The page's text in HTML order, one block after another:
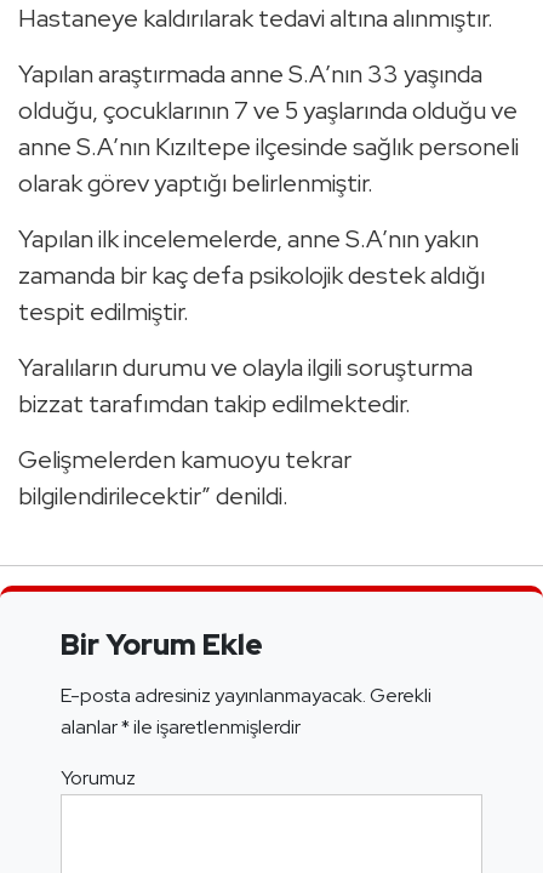
Hastaneye kaldırılarak tedavi altına alınmıştır.
Yapılan araştırmada anne S.A’nın 33 yaşında
olduğu, çocuklarının 7 ve 5 yaşlarında olduğu ve
anne S.A’nın Kızıltepe ilçesinde sağlık personeli
olarak görev yaptığı belirlenmiştir.
Yapılan ilk incelemelerde, anne S.A’nın yakın
zamanda bir kaç defa psikolojik destek aldığı
tespit edilmiştir.
Yaralıların durumu ve olayla ilgili soruşturma
bizzat tarafımdan takip edilmektedir.
Gelişmelerden kamuoyu tekrar
bilgilendirilecektir” denildi.
Bir Yorum Ekle
E-posta adresiniz yayınlanmayacak.Gerekli
alanlar*ile işaretlenmişlerdir
Yorumuz